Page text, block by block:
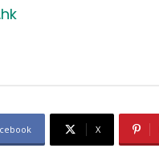
X